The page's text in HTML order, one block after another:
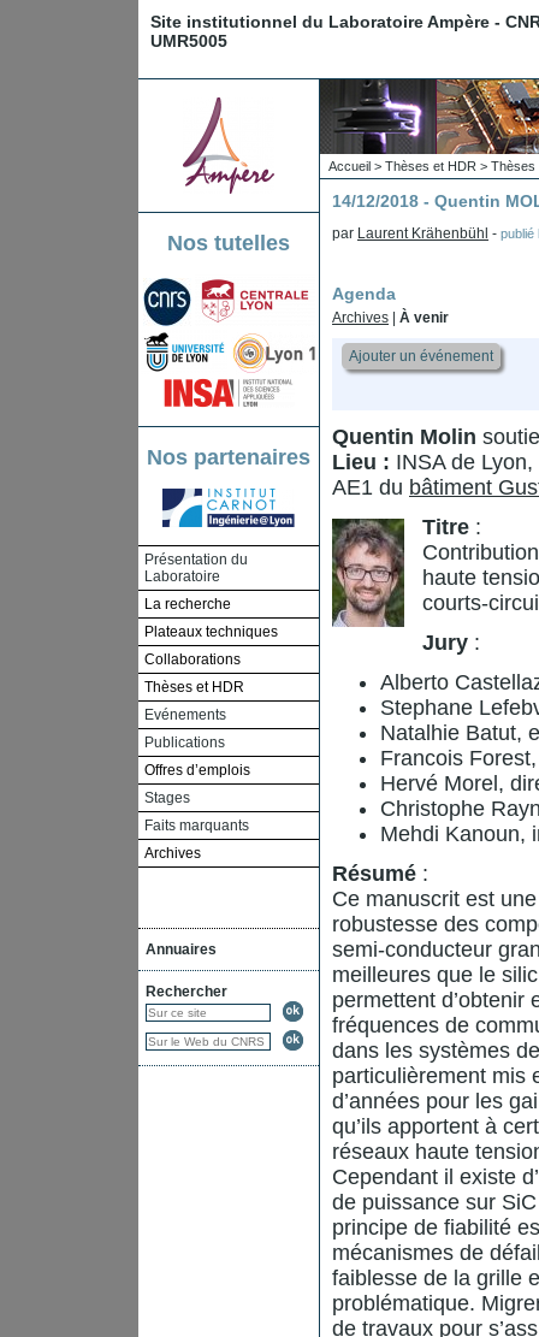
Site institutionnel du Laboratoire Ampère -
UMR5005
Nos tutelles
Nos partenaires
Présentation du
Laboratoire
La recherche
Plateaux techniques
Collaborations
Thèses et HDR
Evénements
Publications
Offres d’emplois
Stages
Faits marquants
Archives
Annuaires
Rechercher
Accueil > Thèses et HDR > Thèses
14/12/2018 - Quentin
par Laurent Krähenbühl - publié
Agenda
Archives À venir
Ajouter un événement
Quentin Molin
Lieu : INSA de
AE1 du bâtiment
Titre :
haute
courts-
Jury :
Alberto
Stephane
Natalhie Batut,
Francois
Hervé Morel,
Christophe
Mehdi Kanoun,
Résumé :
Ce manuscrit est
robustesse des
semi-conducteur
meilleures que le
permettent d’obtenir
fréquences de
dans les systèmes
particulièrement mis
d’années pour les
qu’ils apportent à
réseaux haute
Cependant il existe
de puissance sur
principe de fiabilité
mécanismes de
faiblesse de la grille
problématique.
de travaux pour